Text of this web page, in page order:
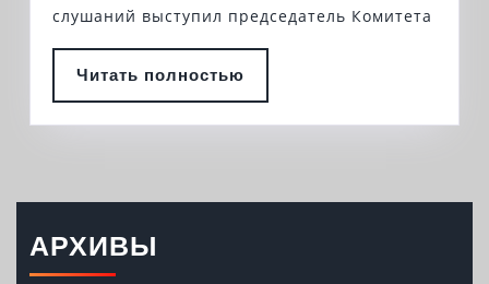
слушаний выступил председатель Комитета
Читать полностью
полностью
АРХИВЫ